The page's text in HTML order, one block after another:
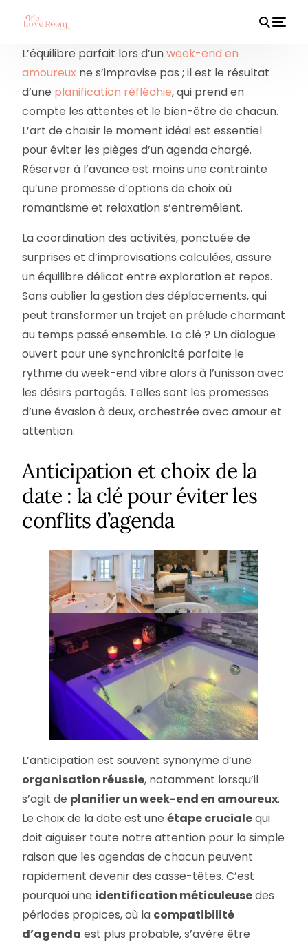
L’équilibre parfait lors d’unweek-end en
amoureux ne s’improvise pas ; il est le résultat
d’une planification réfléchie, qui prend en
compte les attentes et le bien-être de chacun.
L’art de choisir le moment idéal est essentiel
pour éviter les pièges d’un agenda chargé.
Réserver à l’avance est moins une contrainte
qu’une promesse d’options de choix où
romantisme et relaxation s’entremêlent.
La coordination des activités, ponctuée de
surprises et d’improvisations calculées, assure
un équilibre délicat entre exploration et repos.
Sans oublier la gestion des déplacements, qui
peut transformer un trajet en prélude charmant
au temps passé ensemble. La clé ? Un dialogue
ouvert pour une synchronicité parfaite le
rythme du week-end vibre alors à l’unisson avec
les désirs partagés. Telles sont les promesses
d’une évasion à deux, orchestrée avec amour et
attention.
Anticipation et choix de la
date : la clé pour éviter les
conflits d’agenda
L’anticipation est souvent synonyme d’une
organisation réussie, notamment lorsqu’il
s’agit de planifier un week-end en amoureux.
Le choix de la date est uneétape crucialequi
doit aiguiser toute notre attention pour la simple
raison que les agendas de chacun peuvent
rapidement devenir des casse-têtes. C’est
pourquoi une identification méticuleusedes
périodes propices, où la compatibilité
d’agenda est plus probable, s’avère être